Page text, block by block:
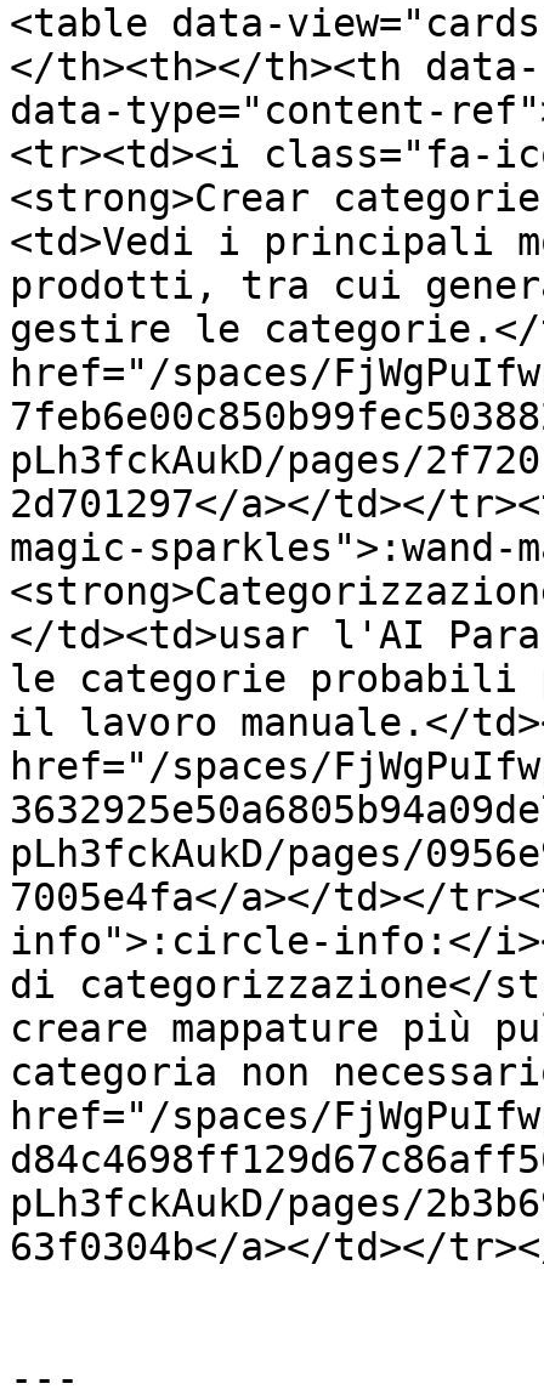
<table data-
</th><th></th><th
data-type="content-
<tr><td><i class="fa-
<strong>Crear
<td>Vedi i principali
prodotti, tra cui
gestire le categorie.</
href="/spaces/
pLh3fckAukD/pages/
2d701297</a></td></
magic-
</td><td>usar l'AI
le categorie probabili
il lavoro manuale.</
href="/spaces/
pLh3fckAukD/pages/
7005e4fa</a></td></
info">:circle-info:</
di categorizzazione</
creare mappature più
categoria non
href="/spaces/
pLh3fckAukD/pages/
63f0304b</a></td></
---